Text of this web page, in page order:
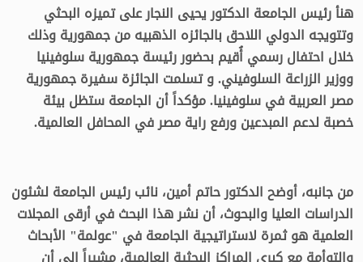
هنأ رئيس الجامعة الدكتور يحيى النجار على تميزه البحثي
وتتويجه الدولي اللاحق بالجائزه الذهبيه من جمهورية وذلك
خلال احتفال رسمي أُقيم بحضور رئيسة جمهورية سلوفينيا
ووزير الزراعة السلوفيني. و تسلمت الجائزة سفيرة جمهورية
مصر العربية في سلوفينيا. مؤكداً أن الجامعة ستظل بيئة
خصبة لدعم المبدعين ورفع راية مصر في المحافل العالمية.
من جانبه، أوضح الدكتور حاتم أمين، نائب رئيس الجامعة لشئون
الدراسات العليا والبحوث، أن نشر هذا البحث في أرقى المجلات
العلمية هو ثمرة لاستراتيجية الجامعة في "عولمة" الأبحاث